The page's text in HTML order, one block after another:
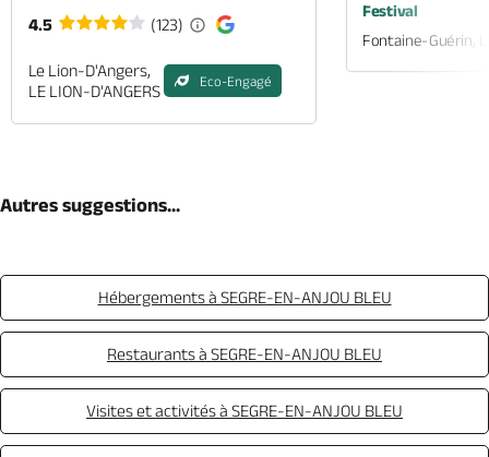
4.5
(123)
Le Lion-D'Angers,
LE LION-D'ANGERS
Eco-Engagé
Festival
Fontaine-Guérin,
Autres suggestions...
Hébergements à SEGRE-EN-ANJOU BLEU
Restaurants à SEGRE-EN-ANJOU BLEU
Visites et activités à SEGRE-EN-ANJOU BLEU